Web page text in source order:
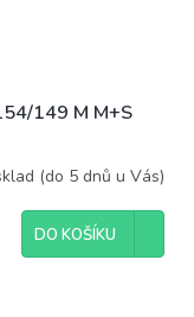
149 M M+S
(do 5 dnů u Vás)
DO KOŠÍKU